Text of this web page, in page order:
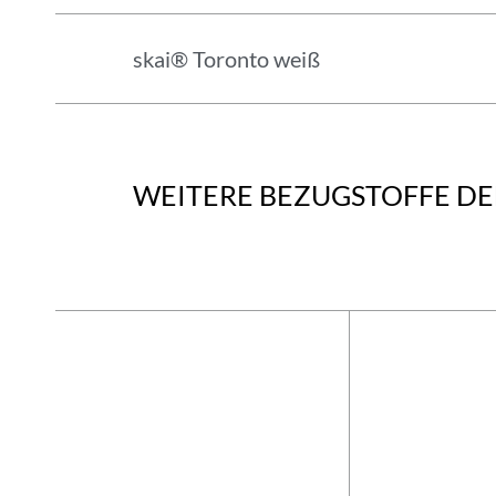
skai® Toronto weiß
WEITERE BEZUGSTOFFE